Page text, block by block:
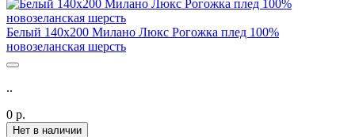
Белый 140х200 Милано Люкс Рогожка плед 100%
новозеланская шерсть
..
0 р.
Нет в наличии